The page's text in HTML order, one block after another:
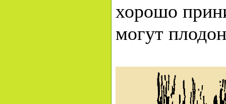
хорошо
могут